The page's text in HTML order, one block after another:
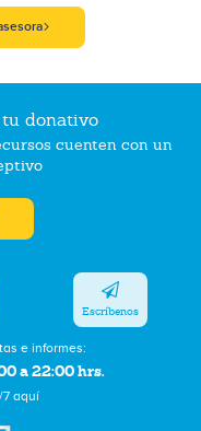
donativo
cuenten con un
e informes:
a 22:00 hrs.
aquí
Escríbenos